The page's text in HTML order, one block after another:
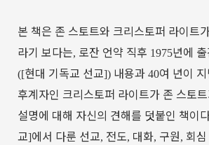
본 책은 존 스토트와 크리스토퍼 라이트
라기 보다는, 로잔 언약 직후 1975년에
([현대 기독교 선교]) 내용과 40여 년이
후계자인 크리스토퍼 라이트가 존 스토
설명에 대해 자신의 견해를 덧붙인 책이
교]에서 다룬 선교, 전도, 대화, 구원, 회심